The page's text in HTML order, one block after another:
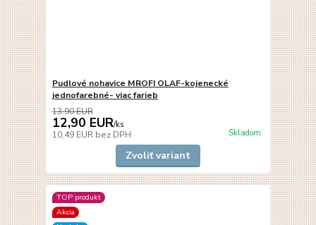
Pudlové nohavice MROFI OLAF-kojenecké
jednofarebné- viac farieb
13,90 EUR
12,90 EUR/ks
10,49 EUR bez DPH Skladom
Zvoliť variant
TOP produkt
Akcia